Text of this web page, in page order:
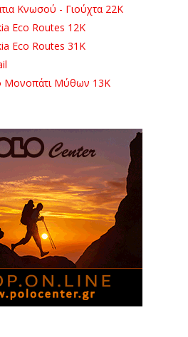
Κνωσού - Γιούχτα 22Κ
Eco Routes 12K
Eco Routes 31K
Μονοπάτι Μύθων 13Κ